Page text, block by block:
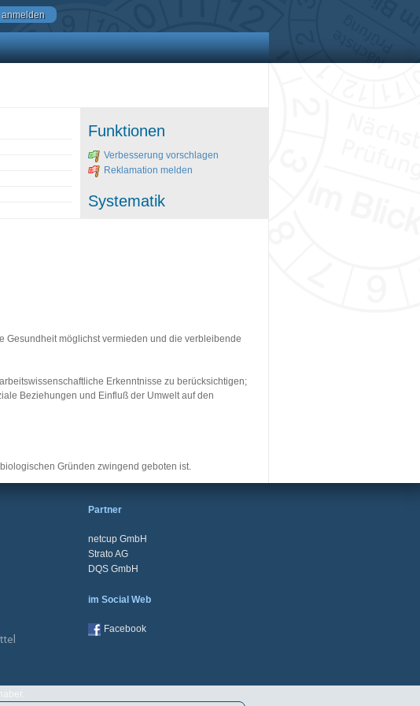
anmelden
Funktionen
Verbesserung vorschlagen
Reklamation melden
Systematik
Gesundheit möglichst vermieden und die verbleibende
Erkenntnisse zu berücksichtigen;
Beziehungen und Einfluß der Umwelt auf den
Gründen zwingend geboten ist.
Partner
netcup GmbH
Strato AG
DQS GmbH
im Social Web
Facebook